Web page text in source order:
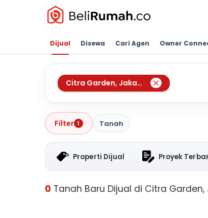
Dijual Disewa Cari Agen Owner
Citra Garden, Jakarta Barat
Filter 1 Tanah
Properti Dijual Proyek
0 Tanah Baru Dijual di Citra